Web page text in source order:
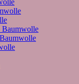
Baumwolle